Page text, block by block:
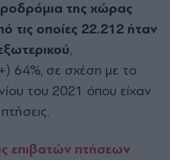
της χώρας
τις οποίες 22.212 ήταν
,
64%, σε σχέση με το
του 2021 όπου είχαν
επιβατών πτήσεων